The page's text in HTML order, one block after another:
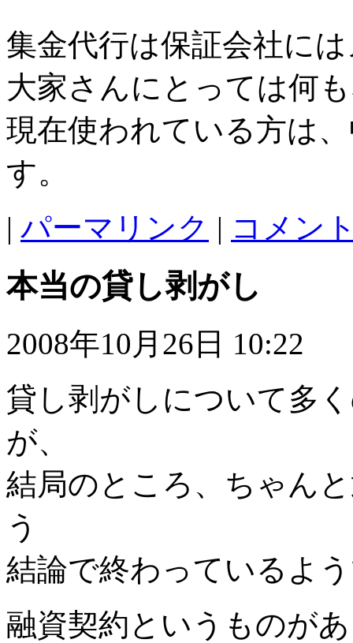
集金代行は保証会社に
大家さんにとっては何
現在使われている方は
す。
| パーマリンク | コメン
本当の貸し剥がし
2008年10月26日 10:22
貸し剥がしについて多
が、
結局のところ、ちゃん
う
結論で終わっているよ
融資契約というものが